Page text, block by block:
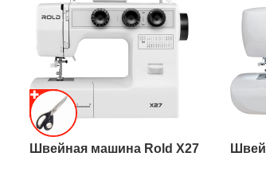
Швейная машина Rold X27